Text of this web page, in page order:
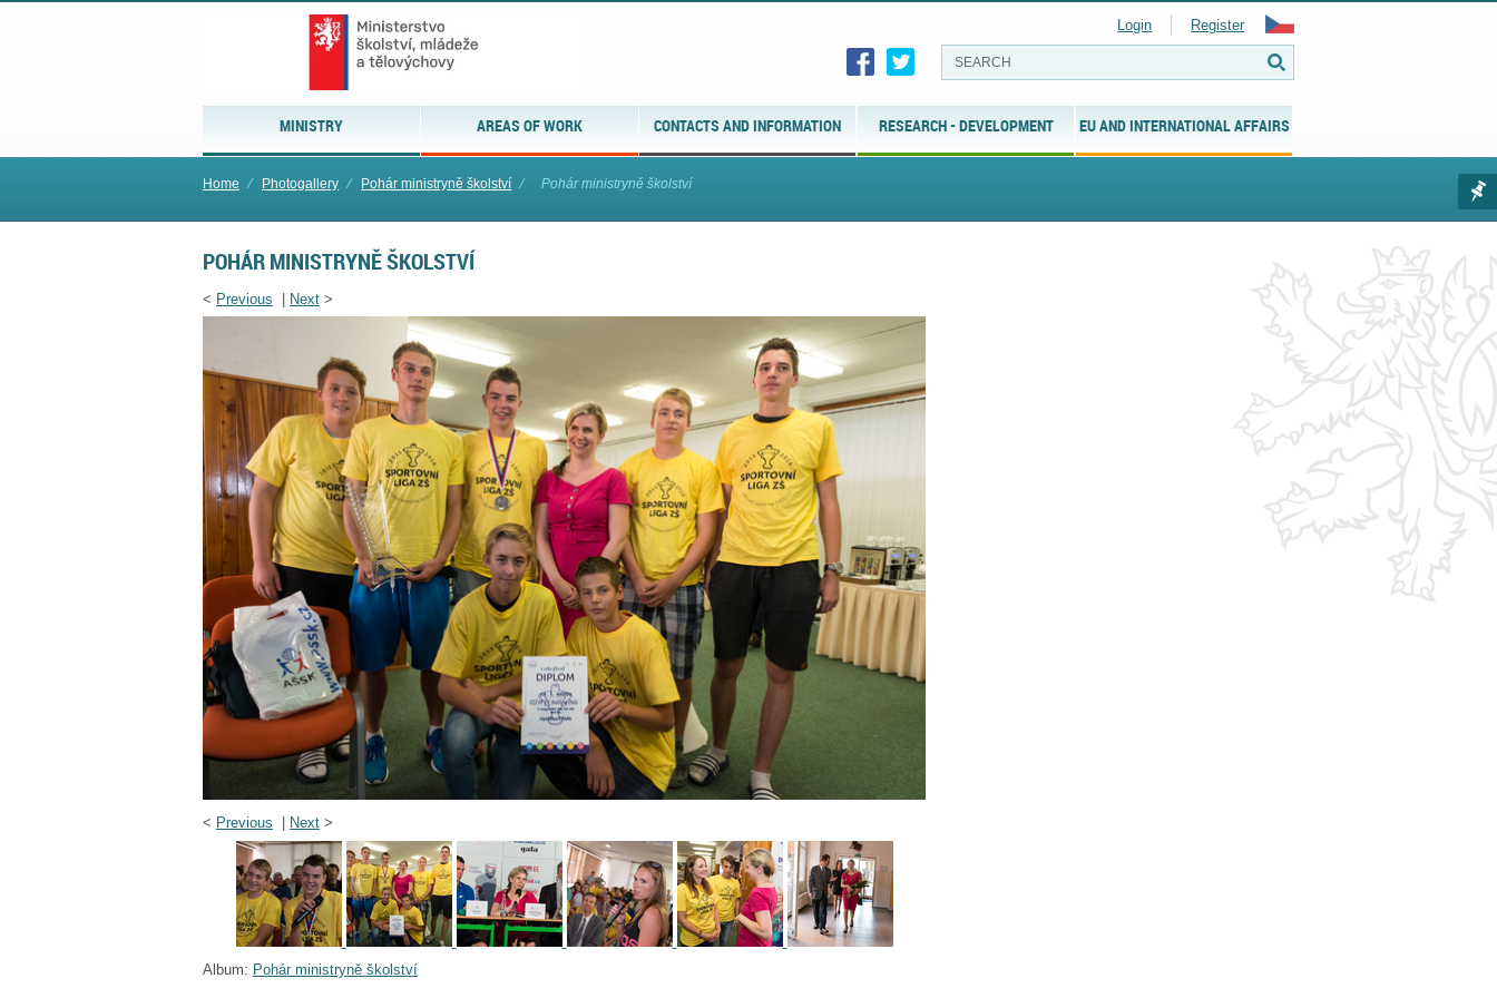
MINISTRY AREAS OF WORK CONTACTS AND INFORMATION RESEARCH - DEVELOPMENT EU AND INTERNATIONAL AFFAIRS
Login Register
Home ⁄ Photogallery ⁄ Pohár ministryně školství ⁄ Pohár ministryně školství
POHÁR MINISTRYNĚ ŠKOLSTVÍ
< Previous Next >
< Previous Next >
Album: Pohár ministryně školství